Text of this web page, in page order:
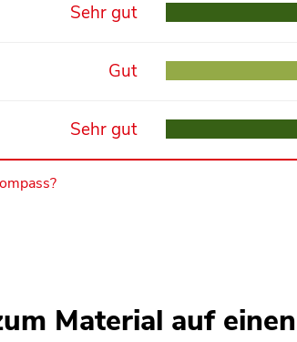
Sehr gut
Gut
Sehr gut
Material auf